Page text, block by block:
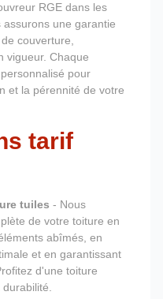
RGE dans les
une garantie
couverture,
vigueur. Chaque
pour
et la pérennité de votre
tarif
tuiles - Nous
de votre toiture en
abîmés, en
et en garantissant
d'une toiture